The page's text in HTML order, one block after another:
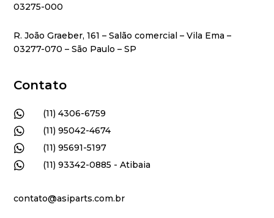
03275-000
R. João Graeber, 161 – Salão comercial – Vila Ema –
03277-070 – São Paulo – SP
Contato
 (11) 4306-6759
 (11) 95042-4674
 (11) 95691-5197
 (11) 93342-0885 - Atibaia
contato@asiparts.com.br